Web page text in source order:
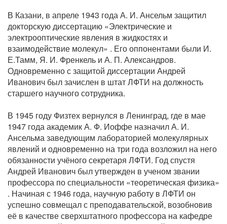
В Казани, в апреле 1943 года А. И. Ансельм защитил
докторскую диссертацию «Электрические и
электрооптические явления в жидкостях и
взаимодействие молекул» . Его оппонентами были И.
Е.Тамм, Я. И. Френкель и А. П. Александров.
Одновременно с защитой диссертации Андрей
Иванович был зачислен в штат ЛФТИ на должность
старшего научного сотрудника.
В 1945 году Физтех вернулся в Ленинград, где в мае
1947 года академик А. Ф. Иоффе назначил А. И.
Ансельма заведующим лабораторией молекулярных
явлений и одновременно на три года возложил на него
обязанности учёного секретаря ЛФТИ. Год спустя
Андрей Иванович был утвержден в ученом звании
профессора по специальности «теоретическая физика»
. Начиная с 1946 года, научную работу в ЛФТИ он
успешно совмещал с преподавательской, возобновив
её в качестве сверхштатного профессора на кафедре